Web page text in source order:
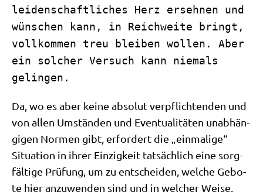
leidenschaftliches Herz ersehnen und
wünschen kann, in Reichweite bringt,
vollkommen treu bleiben wollen. Aber
ein solcher Versuch kann niemals
gelingen.
Da, wo es aber kei­ne abso­lut ver­pflich­ten­den und
von allen Umstän­den und Even­tua­li­tä­ten unab­hän­
gi­gen Nor­men gibt, erfor­dert die „ein­ma­li­ge“
Situa­ti­on in ihrer Ein­zig­keit tat­säch­lich eine sorg­
fäl­ti­ge Prü­fung, um zu ent­schei­den, wel­che Gebo­
te hier anzu­wen­den sind und in wel­cher Wei­se.